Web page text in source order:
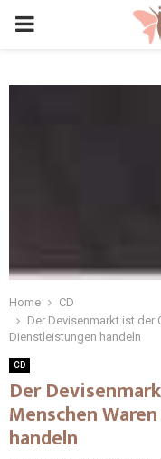
Home
CD
Der Devisenmarkt ist der
Dienstleistungen handeln
CD
Der
Menschen
handeln